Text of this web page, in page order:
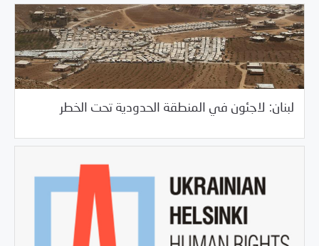
لبنان: لاجئون في المنطقة الحدودية تحت الخطر